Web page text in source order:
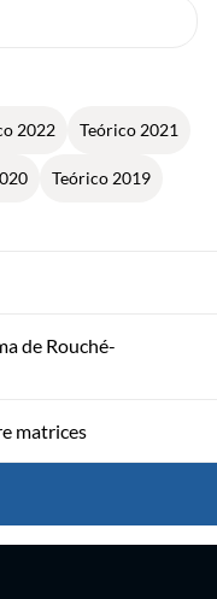
2022 Teórico 2021
Teórico 2019
de Rouché-
matrices
lineal. Independencia